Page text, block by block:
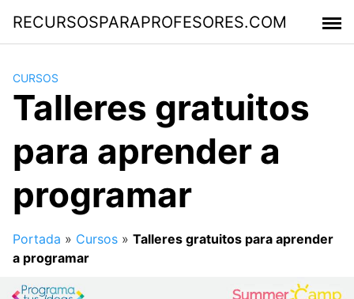
contenido
RECURSOSPARAPROFESORES.COM
CURSOS
Talleres gratuitos
para aprender a
programar
Portada » Cursos » Talleres gratuitos para aprender
a programar